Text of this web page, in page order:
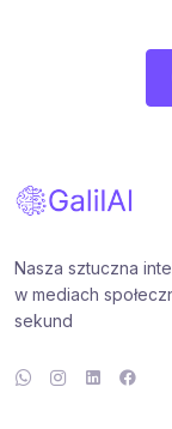
Nasza sztuczna
w mediach
sekund